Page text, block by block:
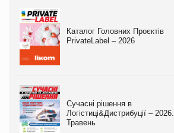
Каталог Головних Проєктів
PrivateLabel – 2026
Сучасні рішення в
Логістиці&Дистрибуції – 2026.
Травень